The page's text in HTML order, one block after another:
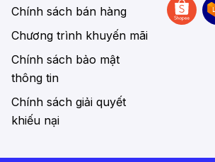
Chính sách bán hàng
Chương trình khuyến mãi
Chính sách bảo mật
thông tin
Chính sách giải quyết
khiếu nại